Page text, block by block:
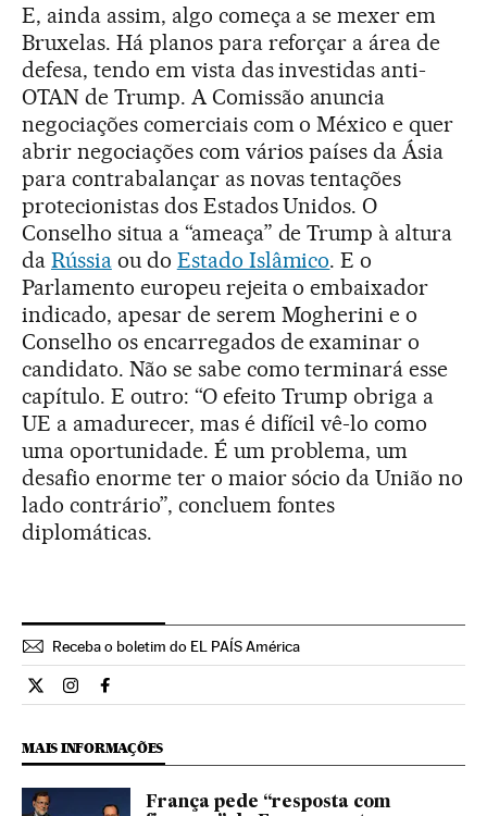
E, ainda assim, algo começa a se mexer em
Bruxelas. Há planos para reforçar a área de
defesa, tendo em vista das investidas anti-
OTAN de Trump. A Comissão anuncia
negociações comerciais com o México e quer
abrir negociações com vários países da Ásia
para contrabalançar as novas tentações
protecionistas dos Estados Unidos. O
Conselho situa a “ameaça” de Trump à altura
da Rússiaou do Estado Islâmico. E o
Parlamento europeu rejeita o embaixador
indicado, apesar de serem Mogherini e o
Conselho os encarregados de examinar o
candidato. Não se sabe como terminará esse
capítulo. E outro: “O efeito Trump obriga a
UE a amadurecer, mas é difícil vê-lo como
uma oportunidade. É um problema, um
desafio enorme ter o maior sócio da União no
lado contrário”, concluem fontes
diplomáticas.
Receba o boletim do EL PAÍS América
Internacional El País Brasil en Twitter
Internacional El País Brasil en Instagram
Internacional El País Brasil en Facebook
MAIS INFORMAÇÕES
França pede “resposta com